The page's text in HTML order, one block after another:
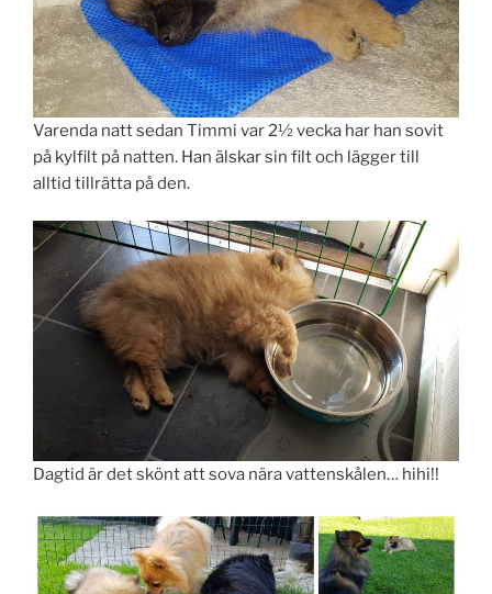
Varenda natt sedan Timmi var 2½ vecka har han sovit
på kylfilt på natten. Han älskar sin filt och lägger till
alltid tillrätta på den.
Dagtid är det skönt att sova nära vattenskålen… hihi!!